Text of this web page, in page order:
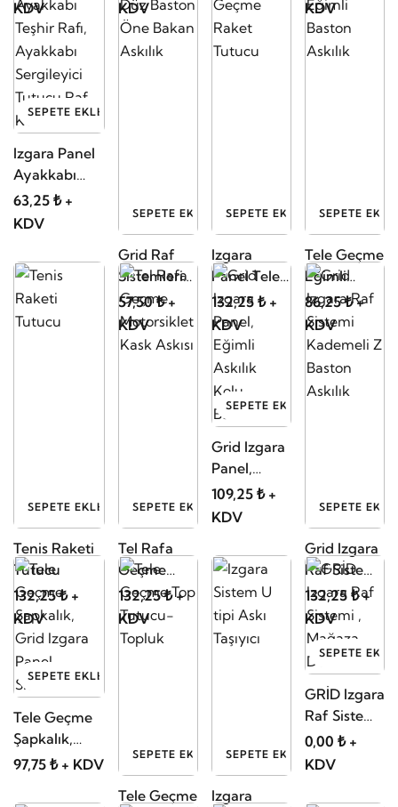
KDV KDV KDV
SEPETE EKLE
Izgara Panel
Ayakkabı
Teşhir Rafı,
Ayakkabı
Tutucu Raf
Kolu
63,25 ₺ +
KDV
SEPETE EKLE
Grid Raf
Sistemleri
Düz Baston
Öne Bakan
Askılık
57,50 ₺ +
KDV
SEPETE EKLE
Izgara
Panel Tele
Geçme
Raket
Tutucu
132,25 ₺ +
KDV
SEPETE EKLE
Tele Geçme
Eğimli
Baston
Askılık
86,25 ₺ +
KDV
SEPETE EKLE
Tenis Raketi
Tutucu
132,25 ₺ +
KDV
SEPETE EKLE
Tel Rafa
Geçme
Motorsiklet
Kask Askısı
132,25 ₺ +
KDV
SEPETE EKLE
Grid Izgara
Panel,
Eğimli
Askılık Kolu
109,25 ₺ +
KDV
SEPETE EKLE
Grid Izgara
Raf Sistemi
Kademeli Z
Baston
Askılık
132,25 ₺ +
KDV
SEPETE EKLE
Tele Geçme
Şapkalık,
Grid Izgara
97,75 ₺ + KDV
SEPETE EKLE
Tele Geçme
SEPETE EKLE
Izgara
SEPETE EKLE
GRİD Izgara
Raf Sistemi
, Mağaza
Dekor 03
0,00 ₺ +
KDV